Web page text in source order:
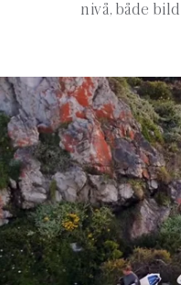
nivå, både